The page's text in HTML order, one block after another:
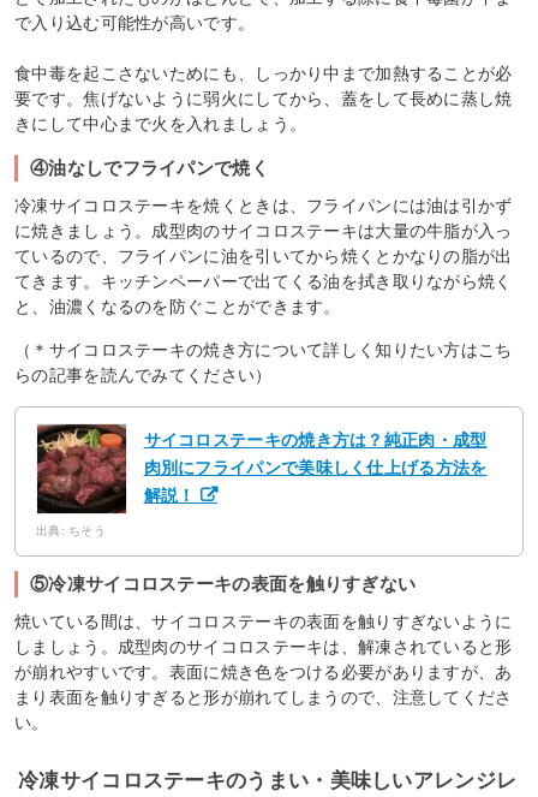
で入り込む可能性が高いです。
食中毒を起こさないためにも、しっかり中まで加熱することが必
要です。焦げないように弱火にしてから、蓋をして長めに蒸し焼
きにして中心まで火を入れましょう。
④油なしでフライパンで焼く
冷凍サイコロステーキを焼くときは、フライパンには油は引かず
に焼きましょう。成型肉のサイコロステーキは大量の牛脂が入っ
ているので、フライパンに油を引いてから焼くとかなりの脂が出
てきます。キッチンペーパーで出てくる油を拭き取りながら焼く
と、油濃くなるのを防ぐことができます。
（＊サイコロステーキの焼き方について詳しく知りたい方はこち
らの記事を読んでみてください）
サイコロステーキの焼き方は？純正肉・成型
肉別にフライパンで美味しく仕上げる方法を
解説！
出典: ちそう
⑤冷凍サイコロステーキの表面を触りすぎない
焼いている間は、サイコロステーキの表面を触りすぎないように
しましょう。成型肉のサイコロステーキは、解凍されていると形
が崩れやすいです。表面に焼き色をつける必要がありますが、あ
まり表面を触りすぎると形が崩れてしまうので、注意してくださ
い。
冷凍サイコロステーキのうまい・美味しいアレンジレ